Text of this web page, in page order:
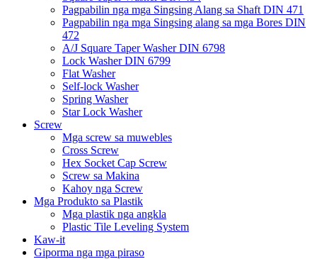
Pagpabilin nga mga Singsing Alang sa Shaft DIN 471
Pagpabilin nga mga Singsing alang sa mga Bores DIN
472
A/J Square Taper Washer DIN 6798
Lock Washer DIN 6799
Flat Washer
Self-lock Washer
Spring Washer
Star Lock Washer
Screw
Mga screw sa muwebles
Cross Screw
Hex Socket Cap Screw
Screw sa Makina
Kahoy nga Screw
Mga Produkto sa Plastik
Mga plastik nga angkla
Plastic Tile Leveling System
Kaw-it
Giporma nga mga piraso